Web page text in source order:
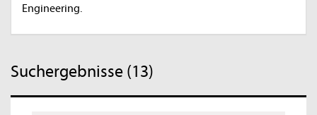
Engineering.
Suchergebnisse (13)